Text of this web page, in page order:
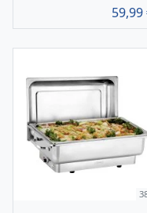
59,99